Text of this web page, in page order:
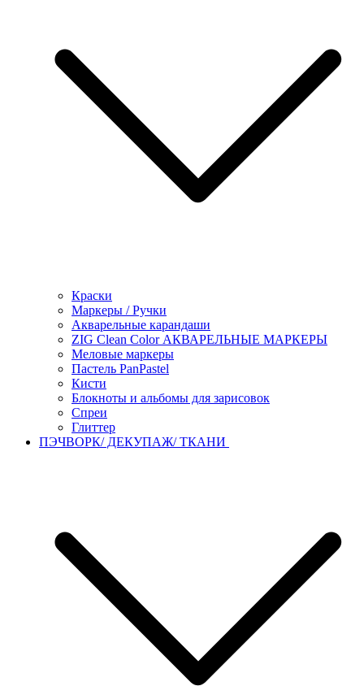
Краски
Маркеры / Ручки
Акварельные карандаши
ZIG Clean Color АКВАРЕЛЬНЫЕ МАРКЕРЫ
Меловые маркеры
Пастель PanPastel
Кисти
Блокноты и альбомы для зарисовок
Спреи
Глиттер
ПЭЧВОРК/ ДЕКУПАЖ/ ТКАНИ